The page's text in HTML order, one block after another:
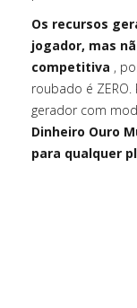
Os recursos
jogador, mas
competitiva ,
roubado é
gerador com
Dinheiro Ouro
para qualquer